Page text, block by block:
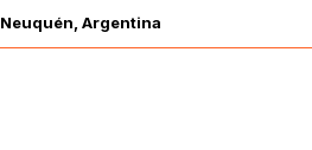
, Neuquén, Argentina